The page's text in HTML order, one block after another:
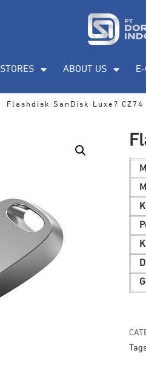
STORES ABOUT US
Flashdisk SanDisk Luxe? CZ74